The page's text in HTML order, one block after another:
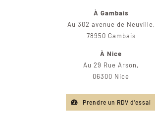
À Gambais
Au 302 avenue de Neuville,
78950 Gambais
À Nice
Au 29 Rue Arson,
06300 Nice
Prendre un RDV d'essai